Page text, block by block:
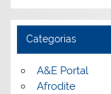
Categorias
A&E Portal
Afrodite